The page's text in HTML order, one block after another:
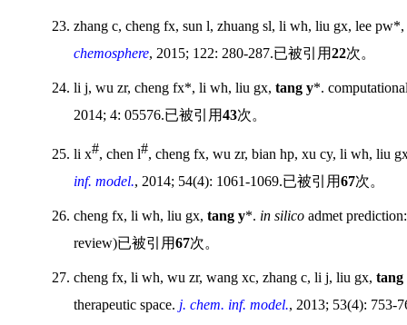
23. zhang c, cheng fx, sun l, zhuang sl, li wh, liu gx, lee pw*,
chemosphere, 2015; 122: 280-287.已被引用22次。
24. li j, wu zr, cheng fx*, li wh, liu gx, tang y*.
2014; 4: 05576.已被引用43次。
25. li x#, chen l#, cheng fx, wu zr, bian hp, xu cy, li wh, liu
inf. model., 2014; 54(4): 1061-1069.已被引用67次。
26. cheng fx, li wh, liu gx, tang y*. in silicoadmet
review)已被引用67次。
27. cheng fx, li wh, wu zr, wang xc, zhang c, li j, liu gx, tang
therapeutic space. j. chem. inf. model., 2013; 53(4): 753-